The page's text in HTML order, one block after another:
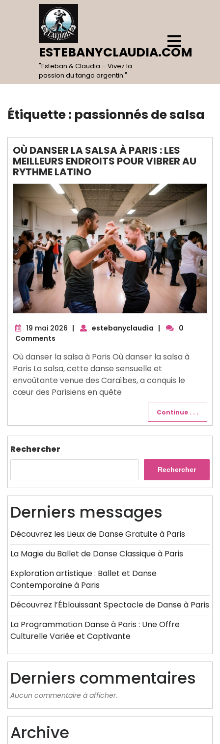
ESTEBANYCLAUDIA.COM
"Esteban & Claudia – Vivez la
passion du tango argentin."
Open
Menu
Étiquette : passionnés de salsa
OÙ DANSER LA SALSA À PARIS : LES
MEILLEURS ENDROITS POUR VIBRER AU
RYTHME LATINO
19 mai 2026 19| estebanyclaudia |
0
Comments
Où danser la salsa à Paris Où danser la salsa à
Paris La salsa, cette danse sensuelle et
envoûtante venue des Caraïbes, a conquis le
cœur des Parisiens en quête
Continue . . .
Rechercher
Rechercher
Derniers messages
Découvrez les Lieux de Danse Gratuite à Paris
La Magie du Ballet de Danse Classique à Paris
Exploration artistique : Ballet et Danse
Contemporaine à Paris
Découvrez l’Éblouissant Spectacle de Danse à Paris
La Programmation Danse à Paris : Une Offre
Culturelle Variée et Captivante
Derniers commentaires
Aucun commentaire à afficher.
Archive